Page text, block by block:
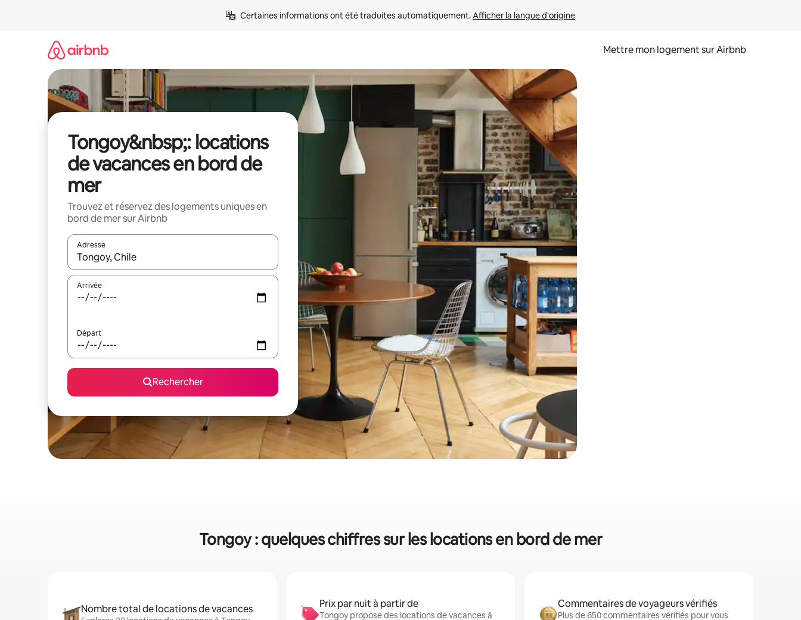
Certaines informations ont été traduites automatiquement. Afficher la langue d'origine
Mettre mon logement sur Airbnb
Tongoy&nbsp;: locations
de vacances en bord de
mer
Trouvez et réservez des logements uniques en
bord de mer sur Airbnb
Adresse
Lorsque les résultats s'affichent, utilisez les flèches vers le haut et vers le bas pour les parcourir ou en appuyant et en faisant glisser.
Arrivée
Départ
Rechercher
Tongoy : quelques chiffres sur les locations en bord de mer
Nombre total de locations de vacances Prix par nuit à partir de
Tongoy propose des locations de vacances à
Commentaires de voyageurs vérifiés
Plus de 650 commentaires vérifiés pour vous